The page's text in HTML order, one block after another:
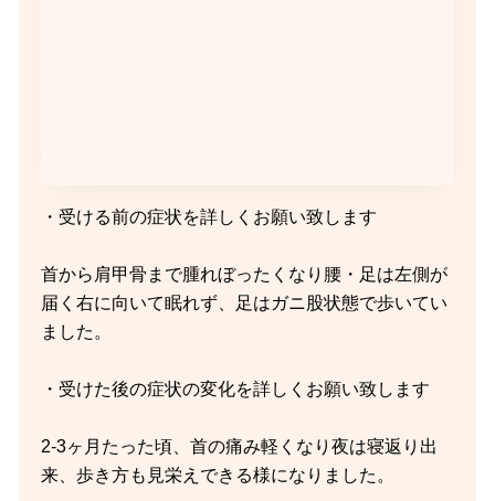
・受ける前の症状を詳しくお願い致します
首から肩甲骨まで腫れぼったくなり腰・足は左側が
届く右に向いて眠れず、足はガニ股状態で歩いてい
ました。
・受けた後の症状の変化を詳しくお願い致します
2-3ヶ月たった頃、首の痛み軽くなり夜は寝返り出
来、歩き方も見栄えできる様になりました。